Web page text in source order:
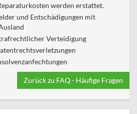
werden erstattet.
und Entschädigungen mit
Verteidigung
Zurück zu FAQ - Häufige Fragen